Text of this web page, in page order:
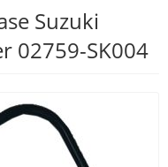
Suzuki
02759-SK004